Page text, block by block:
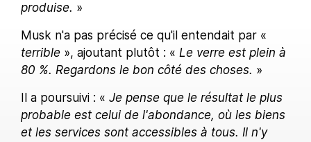
produise. »
Musk n'a pas précisé ce qu'il entendait par «
terrible », ajoutant plutôt : « Le verre est plein à
80 %. Regardons le bon côté des choses. »
Il a poursuivi : « Je pense que le résultat le plus
probable est celui de l'abondance, où les biens
et les services sont accessibles à tous. Il n'y